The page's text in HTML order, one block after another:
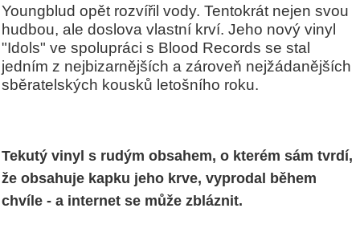
Youngblud opět rozvířil vody. Tentokrát nejen svou
hudbou, ale doslova vlastní krví. Jeho nový vinyl
"Idols" ve spolupráci s Blood Records se stal
jedním z nejbizarnějších a zároveň nejžádanějších
sběratelských kousků letošního roku.
Tekutý vinyl s rudým obsahem, o kterém sám tvrdí,
že obsahuje kapku jeho krve, vyprodal během
chvíle - a internet se může zbláznit.